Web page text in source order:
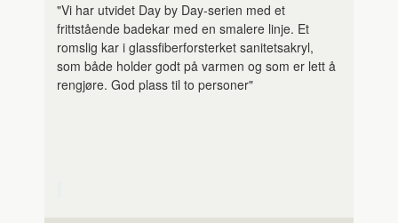
"Vi har utvidet Day by Day-serien med et
frittstående badekar med en smalere linje. Et
romslig kar i glassfiberforsterket sanitetsakryl,
som både holder godt på varmen og som er lett å
rengjøre. God plass til to personer"